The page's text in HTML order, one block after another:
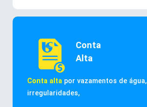
Conta
Alta
Conta alta por vazamentos de água,
irregularidades,